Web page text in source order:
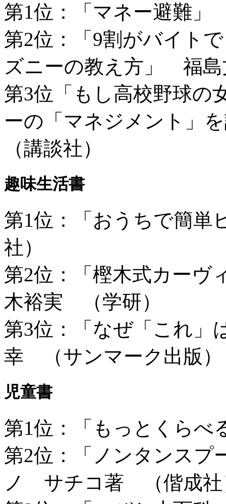
第1位：「マネー避難
第2位：「9割がバイト
ズニーの教え方」 福
第3位「もし高校野球の
ーの「マネジメント
（講談社）
趣味生活書
第1位：「おうちで簡
社）
第2位：「樫木式カー
木裕実 （学研）
第3位：「なぜ「これ
幸 （サンマーク出版）
児童書
第1位：「もっとくらべ
第2位：「ノンタンス
ノ サチコ著 （偕成社